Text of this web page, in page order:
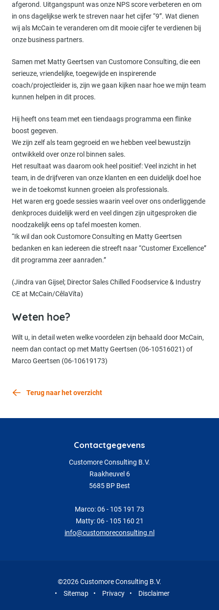
afgerond. Uitgangspunt was onze NPS score verbeteren en om
in ons dagelijkse werk te streven naar het cijfer “9”. Wat dienen
wij als McCain te veranderen om dit mooie cijfer te verdienen bij
onze business partners.
Samen met Matty Geertsen van Customore Consulting, die een
serieuze, vriendelijke, toegewijde en inspirerende
coach/projectleider is, zijn we gaan kijken naar hoe we mijn team
kunnen helpen in dit proces.
Hij heeft ons team met een tiendaags programma een flinke
boost gegeven.
We zijn zelf als team gegroeid en we hebben veel bewustzijn
ontwikkeld over onze rol binnen sales.
Het resultaat was daarom ook heel positief: Veel inzicht in het
team, in de drijfveren van onze klanten en een duidelijk doel hoe
we in de toekomst kunnen groeien als professionals.
Het waren erg goede sessies waarin veel over ons onderliggende
denkproces duidelijk werd en veel dingen zijn uitgesproken die
noodzakelijk eens op tafel moesten komen.
“Ik wil dan ook Customore Consulting en Matty Geertsen
bedanken en kan iedereen die streeft naar “Customer Excellence”
dit programma zeer aanraden.”
(Jindra van Gijsel; Director Sales Chilled Foodservice & Industry
CE at McCain/CêlaVíta)
Weten hoe?
Wilt u, in detail weten welke voordelen zijn behaald door McCain,
neem dan contact op met Matty Geertsen (06-10516021) of
Marco Geertsen (06-10619173)
Terug naar het overzicht
Contactgegevens
Customore Consulting B.V.
Raakheuvel 6
5685 BP Best
Marco: 06 - 105 191 73
Matty: 06 - 105 160 21
info@customoreconsulting.nl
©2026 Customore Consulting B.V.
•
Sitemap • Privacy • Disclaimer